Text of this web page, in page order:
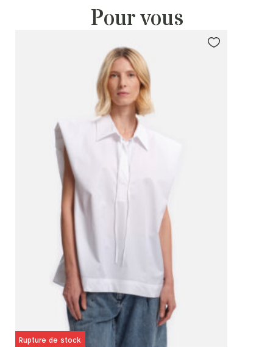
Pour vous
Rupture de stock